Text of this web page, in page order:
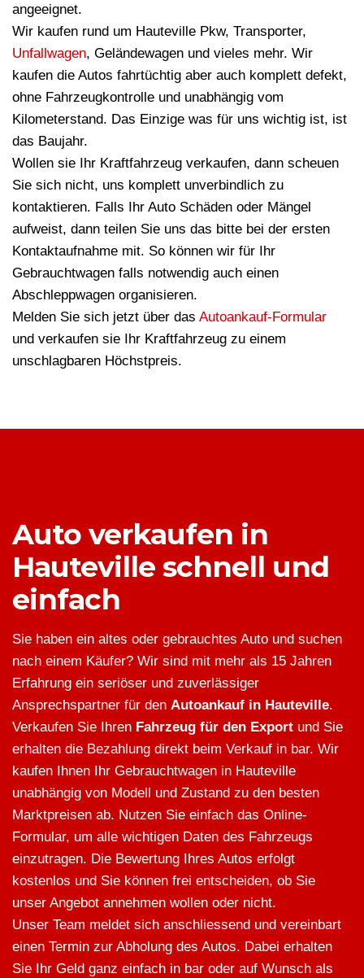
angeeignet.
Wir kaufen rund um Hauteville Pkw, Transporter,
Unfallwagen, Geländewagen und vieles mehr. Wir
kaufen die Autos fahrtüchtig aber auch komplett defekt,
ohne Fahrzeugkontrolle und unabhängig vom
Kilometerstand. Das Einzige was für uns wichtig ist, ist
das Baujahr.
Wollen sie Ihr Kraftfahrzeug verkaufen, dann scheuen
Sie sich nicht, uns komplett unverbindlich zu
kontaktieren. Falls Ihr Auto Schäden oder Mängel
aufweist, dann teilen Sie uns das bitte bei der ersten
Kontaktaufnahme mit. So können wir für Ihr
Gebrauchtwagen falls notwendig auch einen
Abschleppwagen organisieren.
Melden Sie sich jetzt über das Autoankauf-Formular
und verkaufen sie Ihr Kraftfahrzeug zu einem
unschlagbaren Höchstpreis.
Auto verkaufen in
Hauteville schnell und
einfach
Sie haben ein altes oder gebrauchtes Auto und suchen
nach einem Käufer? Wir sind mit mehr als 15 Jahren
Erfahrung ein seriöser und zuverlässiger
Ansprechspartner für den Autoankauf in Hauteville.
Verkaufen Sie Ihren Fahrzeug für den Export und Sie
erhalten die Bezahlung direkt beim Verkauf in bar. Wir
kaufen Ihnen Ihr Gebrauchtwagen in Hauteville
unabhängig von Modell und Zustand zu den besten
Marktpreisen ab. Nutzen Sie einfach das Online-
Formular, um alle wichtigen Daten des Fahrzeugs
einzutragen. Die Bewertung Ihres Autos erfolgt
kostenlos und Sie können frei entscheiden, ob Sie
unser Angebot annehmen wollen oder nicht.
Unser Team meldet sich anschliessend und vereinbart
einen Termin zur Abholung des Autos. Dabei erhalten
Sie Ihr Geld ganz einfach in bar oder auf Wunsch als